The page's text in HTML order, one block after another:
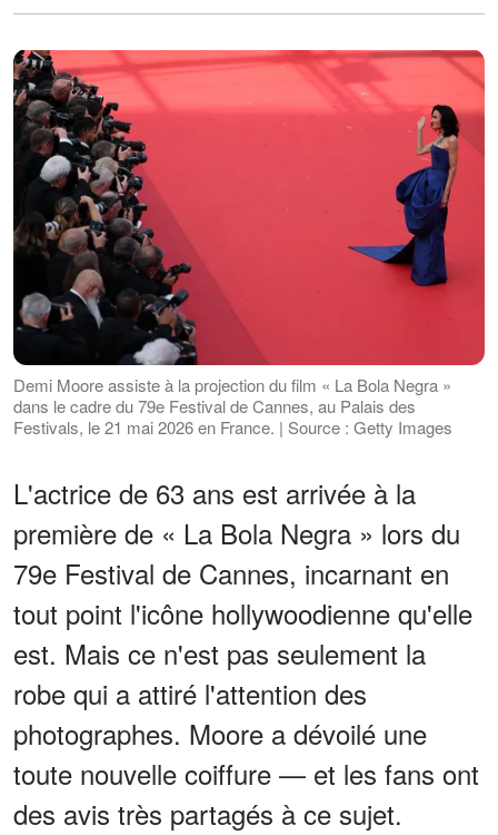
Demi Moore assiste à la projection du film « La Bola Negra »
dans le cadre du 79e Festival de Cannes, au Palais des
Festivals, le 21 mai 2026 en France. | Source : Getty Images
L'actrice de 63 ans est arrivée à la
première de « La Bola Negra » lors du
79e Festival de Cannes, incarnant en
tout point l'icône hollywoodienne qu'elle
est. Mais ce n'est pas seulement la
robe qui a attiré l'attention des
photographes. Moore a dévoilé une
toute nouvelle coiffure — et les fans ont
des avis très partagés à ce sujet.